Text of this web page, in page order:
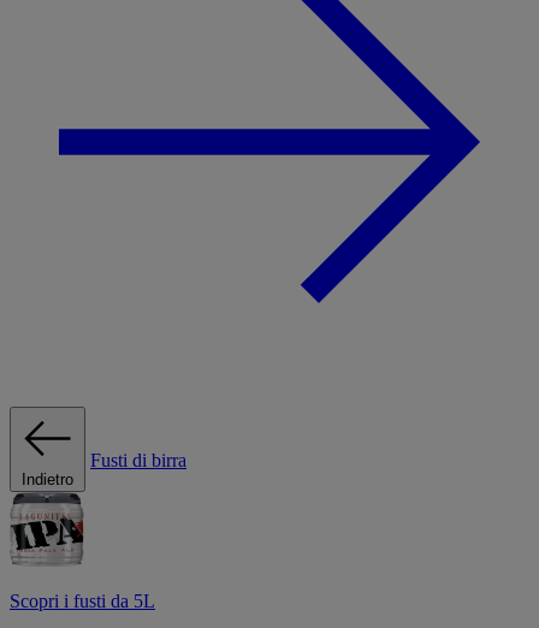
Indietro
Fusti di birra
Scopri i fusti da 5L